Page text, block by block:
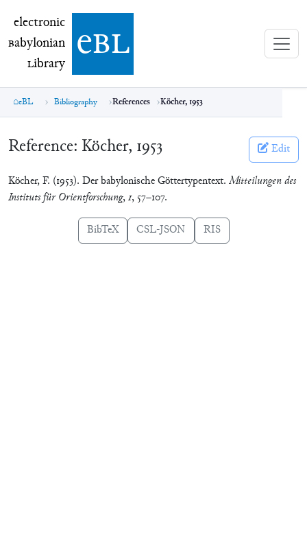
electronic Babylonian Library (eBL)
electronic
Babylonian
Library ebl
eBL Bibliography References Köcher, 1953
Reference: Köcher, 1953 Edit
Köcher, F. (1953). Der babylonische Göttertypentext. Mitteilungen des
Instituts für Orientforschung,1, 57–107.
BibTeX CSL-JSON RIS